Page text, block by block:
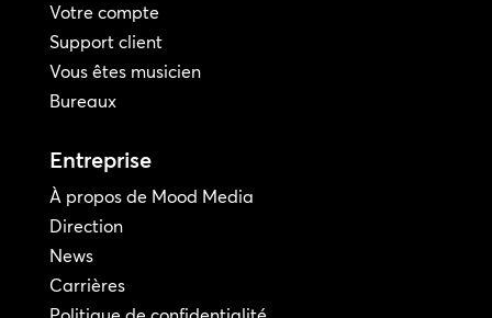
Votre compte
Support client
Vous êtes musicien
Bureaux
Entreprise
À propos de Mood Media
Direction
News
Carrières